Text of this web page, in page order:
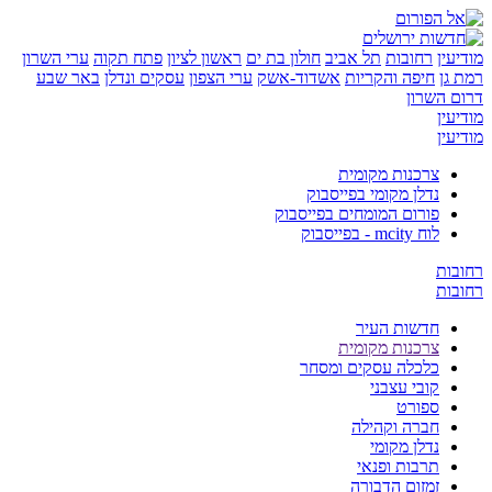
רחובות תל אביב חולון בת ים ראשון לציון פתח תקוה ערי השרון
חיפה והקריות אשדוד-אשק ערי הצפון עסקים ונדלן באר שבע
צרכנות מקומית
נדלן מקומי בפייסבוק
פורום המומחים בפייסבוק
חדשות העיר
צרכנות מקומית
כלכלה עסקים ומסחר
קובי עצבני
ספורט
חברה וקהילה
נדלן מקומי
תרבות ופנאי
זמזום הדבורה